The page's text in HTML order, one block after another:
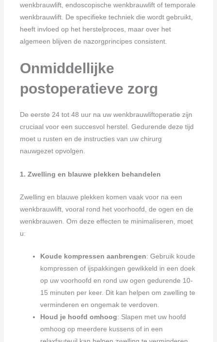
wenkbrauwlift, endoscopische wenkbrauwlift of temporale
wenkbrauwlift. De specifieke techniek die wordt gebruikt,
heeft invloed op het herstelproces, maar over het
algemeen blijven de nazorgprincipes consistent.
Onmiddellijke
postoperatieve zorg
De eerste 24 tot 48 uur na uw wenkbrauwliftoperatie zijn
cruciaal voor een succesvol herstel. Gedurende deze tijd
moet u rusten en de instructies van uw chirurg
nauwgezet opvolgen.
1. Zwelling en blauwe plekken behandelen
Zwelling en blauwe plekken komen vaak voor na een
wenkbrauwlift, vooral rond het voorhoofd, de ogen en de
wenkbrauwen. Om deze effecten te minimaliseren, moet
u:
Koude kompressen aanbrengen: Gebruik koude
kompressen of ijspakkingen gewikkeld in een doek
op uw voorhoofd en rond uw ogen gedurende 10-
15 minuten per keer. Dit kan helpen om zwelling te
verminderen en ongemak te verdoven.
Houd je hoofd omhoog: Slapen met uw hoofd
omhoog op meerdere kussens of in een